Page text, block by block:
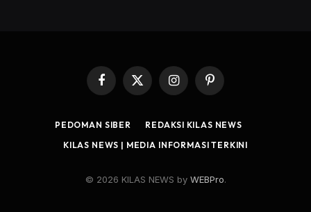
Facebook
X
InstagramPinterest
PEDOMAN SIBER
REDAKSI KILAS NEWS
KILAS NEWS | MEDIA INFORMASI TERKINI
© 2026 KILAS NEWS by WEBPro.